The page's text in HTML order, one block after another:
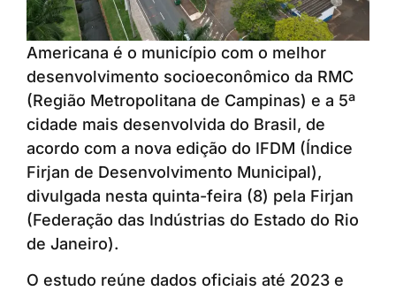
Americana é o município com o melhor
desenvolvimento socioeconômico da RMC
(Região Metropolitana de Campinas) e a 5ª
cidade mais desenvolvida do Brasil, de
acordo com a nova edição do IFDM (Índice
Firjan de Desenvolvimento Municipal),
divulgada nesta quinta-feira (8) pela Firjan
(Federação das Indústrias do Estado do Rio
de Janeiro).
O estudo reúne dados oficiais até 2023 e